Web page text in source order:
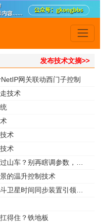
发布技术文摘>>
网关联动西门子控制
技术
术
术
的温升控制技术
得住？铁地板